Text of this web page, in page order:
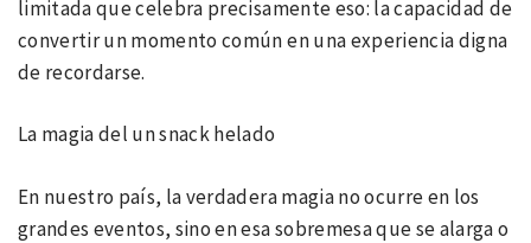
limitada que celebra precisamente eso: la capacidad de
convertir un momento común en una experiencia digna
de recordarse.
La magia del un snack helado
En nuestro país, la verdadera magia no ocurre en los
grandes eventos, sino en esa sobremesa que se alarga o